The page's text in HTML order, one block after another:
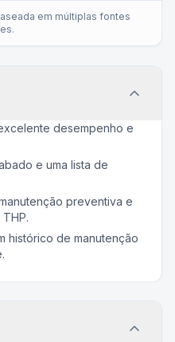
em múltiplas fontes
desempenho e
e uma lista de
preventiva e
histórico de manutenção